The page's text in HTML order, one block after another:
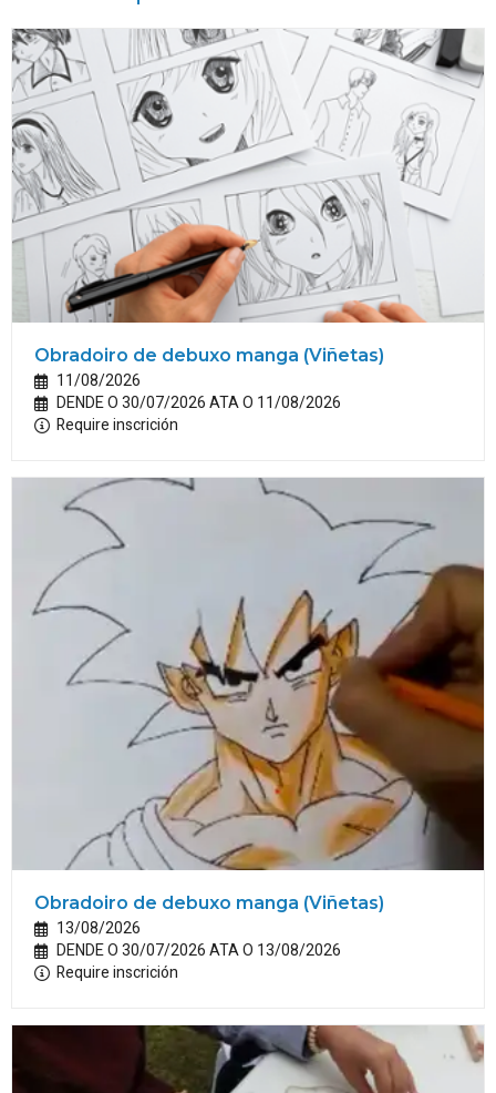
Obradoiro de debuxo manga (Viñetas)
11/08/2026
DENDE O 30/07/2026 ATA O 11/08/2026
Require inscrición
Obradoiro de debuxo manga (Viñetas)
13/08/2026
DENDE O 30/07/2026 ATA O 13/08/2026
Require inscrición